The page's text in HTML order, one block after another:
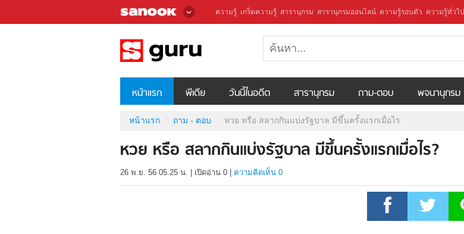
ความรู้ เกร็ดความรู้ สารานุกรม สารานุกรมออนไลน์ ความรู้รอบตัว ความรู้ทั่วไป
หน้าแรก พีเดีย วันนี้ในอดีต สารานุกรม ถาม-ตอบ พจนานุกรม
หน้าแรก ถาม - ตอบ หวย หรือ สลากกินแบ่งรัฐบาล มีขึ้นครั้งแรกเมื่อไร
หวย หรือ สลากกินแบ่งรัฐบาล มีขึ้นครั้งแรกเมื่อไร?
26 พ.ย. 56 05.25 น. เปิดอ่าน 0 ความคิดเห็น 0